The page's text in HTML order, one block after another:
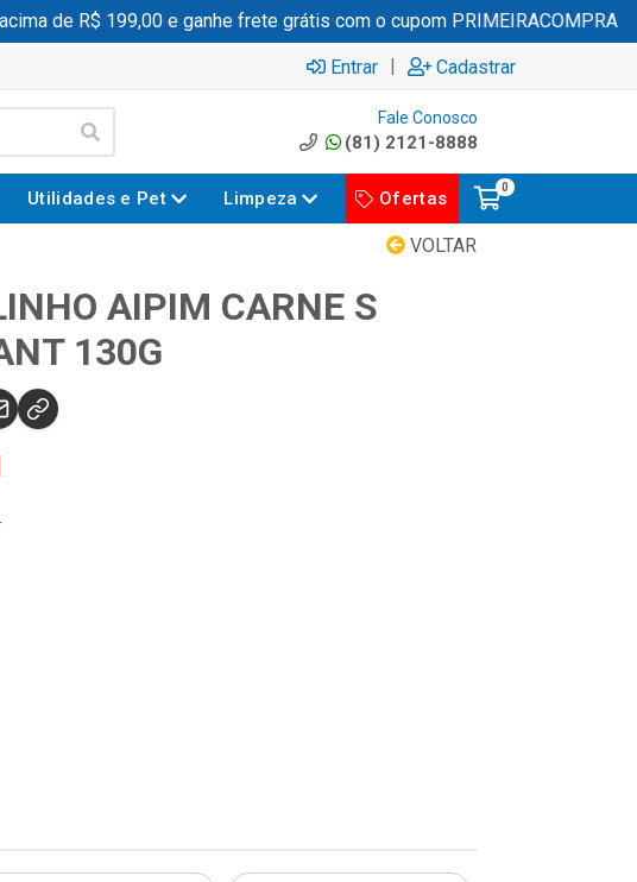
de R$ 199,00 e ganhe frete grátis com o cupom PRIMEIRACOMPRA
Entrar | Cadastrar
Fale Conosco
(81) 2121-8888
Utilidades e Pet Limpeza Ofertas
0
VOLTAR
AIPIM CARNE S
130G